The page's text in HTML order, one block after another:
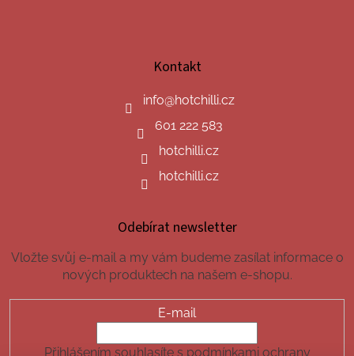
Kontakt
info@hotchilli.cz
601 222 583
hotchilli.cz
hotchilli.cz
Odebírat newsletter
Vložte svůj e-mail a my vám budeme zasílat informace o
nových produktech na našem e-shopu.
E-mail
Přihlášením souhlasíte s podmínkami ochrany